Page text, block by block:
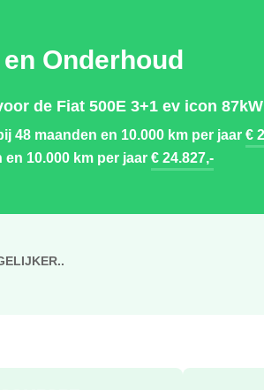
Onderhoud
de Fiat 500E 3+1 ev icon
48 maanden en 10.000 km per jaar€
10.000 km per jaar€ 24.827,-